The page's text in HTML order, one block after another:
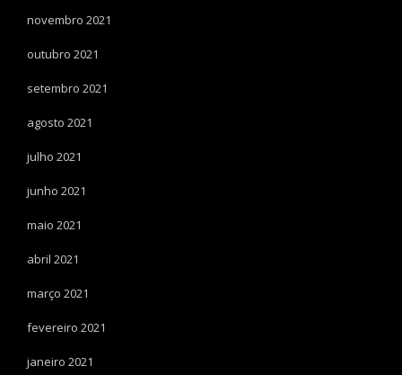
novembro 2021
outubro 2021
setembro 2021
agosto 2021
julho 2021
junho 2021
maio 2021
abril 2021
março 2021
fevereiro 2021
janeiro 2021